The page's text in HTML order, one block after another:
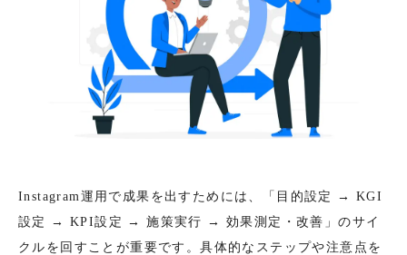
Instagram運用で成果を出すためには、「目的設定 → KGI
設定 → KPI設定 → 施策実行 → 効果測定・改善」のサイ
クルを回すことが重要です。具体的なステップや注意点を